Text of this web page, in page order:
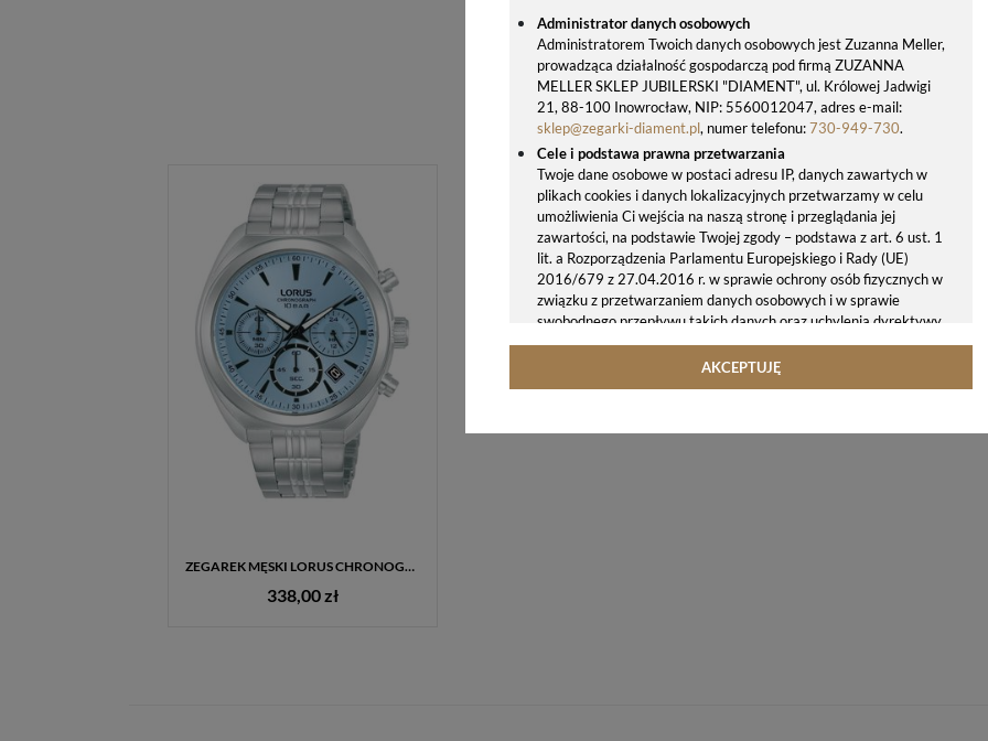
Administrator danych osobowych
Administratorem Twoich danych osobowych jest Zuzanna Meller,
prowadząca działalność gospodarczą pod firmą ZUZANNA
MELLER SKLEP JUBILERSKI "DIAMENT", ul. Królowej Jadwigi
21, 88-100 Inowrocław, NIP: 5560012047, adres e-mail:
sklep@zegarki-diament.pl, numer telefonu:730-949-730.
Cele i podstawa prawna przetwarzania
Twoje dane osobowe w postaci adresu IP, danych zawartych w
plikach cookies i danych lokalizacyjnych przetwarzamy w celu
umożliwienia Ci wejścia na naszą stronę i przeglądania jej
zawartości, na podstawie Twojej zgody – podstawa z art. 6 ust. 1
lit. a Rozporządzenia Parlamentu Europejskiego i Rady (UE)
2016/679 z 27.04.2016 r. w sprawie ochrony osób fizycznych w
związku z przetwarzaniem danych osobowych i w sprawie
swobodnego przepływu takich danych oraz uchylenia dyrektywy
95/46/WE (ogólne rozporządzenie o ochronie danych, tj. RODO).
Twoje dane osobowe możemy udostępniać hostingodawcy. Takie
zgodnie z naszymi poleceniami. Przekazujemy Twoje dane poza
AKCEPTUJĘ
OSTATNIO OGLĄDANE PRODUKTY
ZEGAREK MĘSKI LORUS CHRONOGRAPH RT385KX9 NIEBIESKA TARCZA
338,00 zł